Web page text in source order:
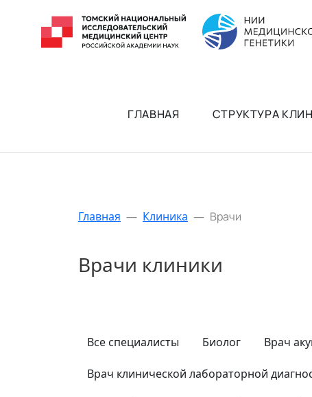
ГЛАВНАЯ СТРУКТУРА
Главная — Клиника — Врачи
Врачи клиники
Все специалисты Биолог Врач
Врач клинической лабораторной